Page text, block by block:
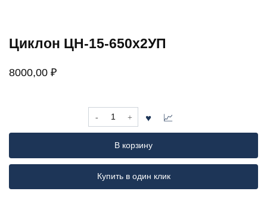
Циклон ЦН-15-650х2УП
8000,00 ₽
Количество
товара
ЦН-15-
650х2УП
В корзину
Купить в один клик